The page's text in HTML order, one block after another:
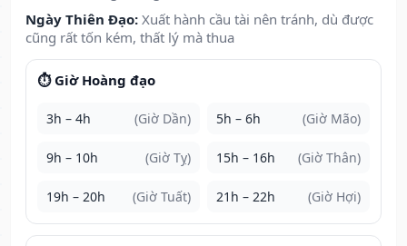
Ngày Thiên Đạo: Xuất hành cầu tài nên tránh, dù được
cũng rất tốn kém, thất lý mà thua
⏱️ Giờ Hoàng đạo
3h – 4h (Giờ Dần) 5h – 6h (Giờ Mão)
9h – 10h (Giờ Tỵ) 15h – 16h (Giờ Thân)
19h – 20h (Giờ Tuất) 21h – 22h (Giờ Hợi)